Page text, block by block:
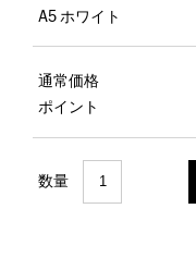
A5 ホワイト
通常価格
ポイント
数量